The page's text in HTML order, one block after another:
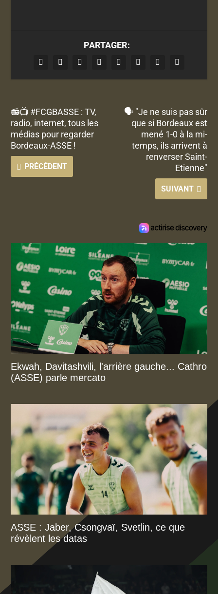
PARTAGER:
📻📺 #FCGBASSE : TV,
radio, internet, tous les
médias pour regarder
Bordeaux-ASSE !
PRÉCÉDENT
🗣 "Je ne suis pas sûr
que si Bordeaux est
mené 1-0 à la mi-
temps, ils arrivent à
renverser Saint-
Etienne"
SUIVANT
Ekwah, Davitashvili, l'arrière gauche... Cathro
(ASSE) parle mercato
ASSE : Jaber, Csongvaï, Svetlin, ce que
révèlent les datas